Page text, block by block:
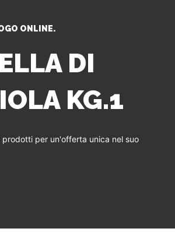
ONLINE.
DI
KG.1
per un'offerta unica nel suo